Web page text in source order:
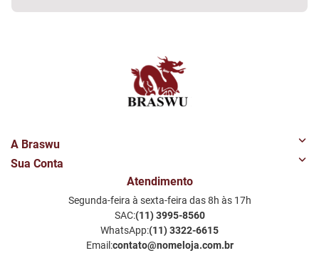
A Braswu
Quem Somos
Perguntas Frequentes
Política de Privacidade LGPD
Sua Conta
Meus Favoritos
Notificações por email
Atendimento
Segunda-feira à sexta-feira das 8h às 17h
SAC:(11) 3995-8560
WhatsApp:(11) 3322-6615
Email:contato@nomeloja.com.br